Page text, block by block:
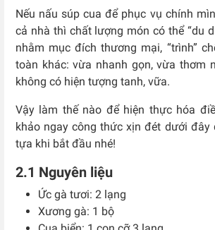
Nếu nấu súp cua để phục vụ chính
cả nhà thì chất lượng món có thể “du
nhằm mục đích thương mại, “trình”
toàn khác: vừa nhanh gọn, vừa thơm
không có hiện tượng tanh, vữa.
Vậy làm thế nào để hiện thực hóa
khảo ngay công thức xịn đét dưới đây
tựa khi bắt đầu nhé!
2.1 Nguyên liệu
Ức gà tươi: 2 lạng
Xương gà: 1 bộ